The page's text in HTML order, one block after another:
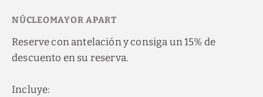
Reserve con antelación y consiga un 15% de
descuento en su reserva.
Incluye: